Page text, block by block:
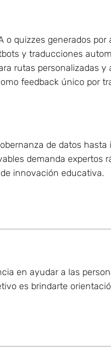
quizzes generados por
y traducciones
rutas personalizadas y
feedback único por
de datos
demanda expertos
innovación educativa.
en ayudar a las
es brindarte